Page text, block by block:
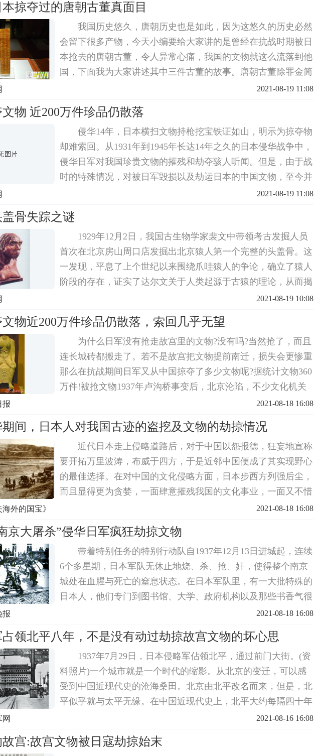
掠夺过的唐朝古董真面目
我国历史悠久，唐朝历史也是如此，因为这悠久的历史必然
会留下很多产物，今天小编要给大家讲的是曾经在抗战时期被日
本抢去的唐朝古董，令人异常心痛，我国的文物就这么流落到他
国，下面我为大家讲述其中三件古董的故事。唐朝古董除罪金简
除罪金简，属于一代女皇武则天自我赎罪的一个宝物，也是现存
2021-08-19 11:08
物 近200万件珍品仍散落
侵华14年，日本横扫文物持枪挖宝铁证如山，明示为掠夺物
却难索回。从1931年到1945年长达14年之久的日本侵华战争中，
侵华日军对我国珍贵文物的摧残和劫夺骇人听闻。但是，由于战
时的特殊情况，对被日军毁损以及劫运日本的中国文物，至今并
无详细准确的统计。根据学者估计，日本拥有1000余座大小博物
2021-08-19 11:08
骨失踪之谜
1929年12月2日，我国古生物学家裴文中带领考古发掘人员
首次在北京房山周口店发掘出北京猿人第一个完整的头盖骨。这
一发现，平息了上个世纪以来围绕爪哇猿人的争论，确立了猿人
阶段的存在，证实了达尔文关于人类起源于古猿的理论，从而揭
开了人类进化史上重要的一页。发现1927年，周口店北京人遗址
2021-08-19 10:08
物近200万件珍品仍散落，索回几乎无望
为什么日军没有抢走故宫里的文物?没有吗?当然抢了，而且
连长城砖都搬走了。若不是故宫把文物提前南迁，损失会更惨重
那么在抗战期间日军又从中国掠夺了多少文物呢?据统计文物360
万件!被抢文物1937年卢沟桥事变后，北京沦陷，不少文化机关
进驻了日本顾问，但故宫博物院却没有来过一个日本人。这一方
报 2021-08-18 16:08
期间，日本人对我国古迹的盗挖及文物的劫掠情况
近代日本走上侵略道路后，对于中国以怨报德，狂妄地宣称
要开拓万里波涛，布威于四方，于是近邻中国便成了其实现野心
的最佳选择。在对中国的文化侵略方面，日本步西方列强后尘，
而且显得更为贪婪，一面肆意摧残我国的文化事业，一面又不惜
采用种种卑劣手段，大肆掠夺我国文物，为害尤烈，造成了中国
外的国宝》 2021-08-18 16:08
京大屠杀”侵华日军疯狂劫掠文物
带着特别任务的特别行动队自1937年12月13日进城起，连续
6个多星期，日本军队无休止地烧、杀、抢、奸，使得整个南京
城处在血腥与死亡的窒息状态。在日本军队里，有一大批特殊的
日本人，他们专门到图书馆、大学、政府机构以及那些书香气很
浓的庭院，见书就搬，见寺院内的佛像和经书就运走，他们是一
报 2021-08-18 16:08
领北平八年，不是没有动过劫掠故宫文物的坏心思
1937年7月29日，日本侵略军佔领北平，通过前门大街。(资
料照片)一个城市就是一个时代的缩影。从北京的变迁，可以感
受到中国近现代史的沧海桑田。北京由北平改名而来，但是，北
平似乎就与太平无缘。在中国近现代史上，北平大约每隔四十年
就被列强侵佔，前后沦陷过叁次︰第一次是在1860年第二次鸦片
2021-08-16 16:08
宫:故宫文物被日寇劫掠始末